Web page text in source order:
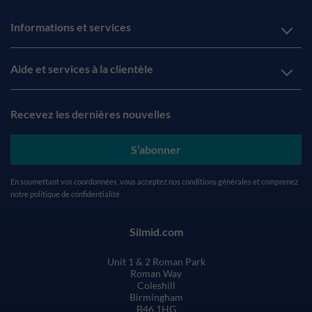
Informations et services
Aide et services à la clientèle
Recevez les dernières nouvelles
S’abonner
En soumettant vos coordonnées, vous acceptez nos conditions générales et comprenez
notre politique de confidentialité
Silmid.com
Unit 1 & 2 Roman Park
Roman Way
Coleshill
Birmingham
B46 1HG